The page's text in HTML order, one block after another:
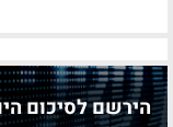
הירשם לסיכום